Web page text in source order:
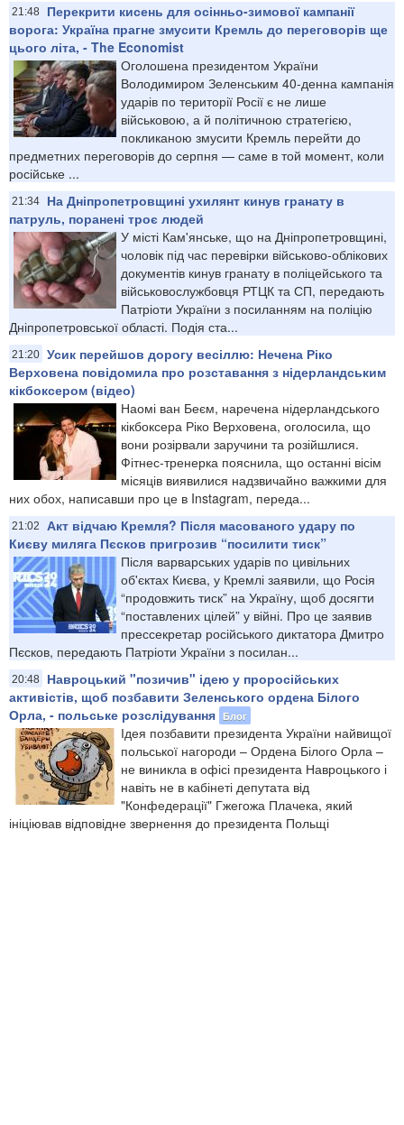
21:48
Перекрити кисень для осінньо-зимової кампанії
ворога: Україна прагне змусити Кремль до переговорів ще
цього літа, - The Economist
Оголошена президентом України
Володимиром Зеленським 40-денна кампанія
ударів по території Росії є не лише
військовою, а й політичною стратегією,
покликаною змусити Кремль перейти до
предметних переговорів до серпня — саме в той момент, коли
російське ...
21:34
На Дніпропетровщині ухилянт кинув гранату в
патруль, поранені троє людей
У місті Кам'янське, що на Дніпропетровщині,
чоловік під час перевірки військово-облікових
документів кинув гранату в поліцейського та
військовослужбовця РТЦК та СП, передають
Патріоти України з посиланням на поліцію
Дніпропетровської області. Подія ста...
21:20 Усик перейшов дорогу весіллю: Нечена Ріко
Верховена повідомила про розставання з нідерландським
кікбоксером (відео)
Наомі ван Беєм, наречена нідерландського
кікбоксера Ріко Верховена, оголосила, що
вони розірвали заручини та розійшлися.
Фітнес-тренерка пояснила, що останні вісім
місяців виявилися надзвичайно важкими для
них обох, написавши про це в Instagram, переда...
21:02
Акт відчаю Кремля? Після масованого удару по
Києву миляга Пєсков пригрозив “посилити тиск”
Після варварських ударів по цивільних
об'єктах Києва, у Кремлі заявили, що Росія
“продовжить тиск” на Україну, щоб досягти
“поставлених цілей” у війні. Про це заявив
прессекретар російського диктатора Дмитро
Пєсков, передають Патріоти України з посилан...
20:48
Навроцький "позичив" ідею у проросійських
активістів, щоб позбавити Зеленського ордена Білого
Орла, - польське розслідування Блог
Ідея позбавити президента України найвищої
польської нагороди – Ордена Білого Орла –
не виникла в офісі президента Навроцького і
навіть не в кабінеті депутата від
"Конфедерації" Гжегожа Плачека, який
ініціював відповідне звернення до президента Польщі